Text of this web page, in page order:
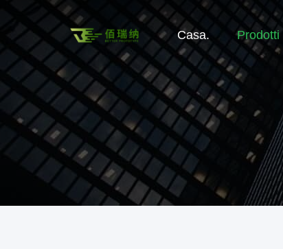
Casa. Prodotti